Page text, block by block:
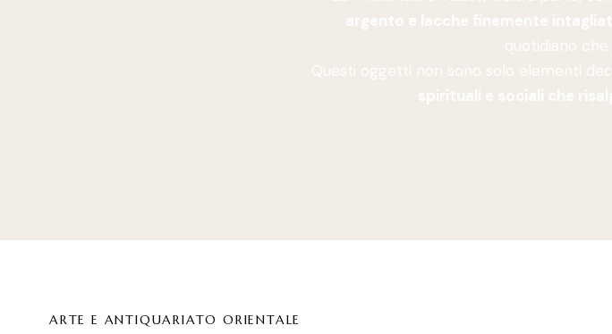
argento e lacche finemente
quotidiano che
Questi oggetti non sono solo elementi
spirituali e sociali che
ARTE E ANTIQUARIATO ORIENTALE